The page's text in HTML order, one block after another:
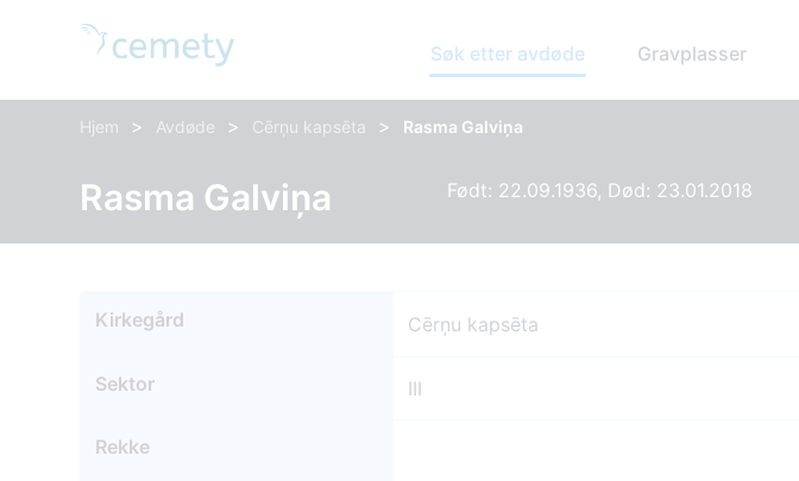
Søk etter avdøde Gravplasser
Hjem > Avdøde > Cērņu kapsēta > Rasma Galviņa
Rasma Galviņa Født: 22.09.1936, Død: 23.01.2018
Kirkegård Cērņu kapsēta
Sektor III
Rekke